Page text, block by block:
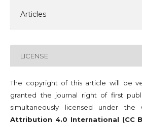
Articles
LICENSE
The copyright of this article will be
granted the journal right of first
simultaneously licensed under the
Attribution 4.0 International (CC